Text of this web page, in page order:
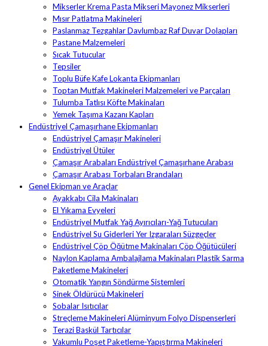
Mikserler Krema Pasta Mikseri Mayonez Mikserleri
Mısır Patlatma Makineleri
Paslanmaz Tezgahlar Davlumbaz Raf Duvar Dolapları
Pastane Malzemeleri
Sıcak Tutucular
Tepsiler
Toplu Büfe Kafe Lokanta Ekipmanları
Toptan Mutfak Makineleri Malzemeleri ve Parçaları
Tulumba Tatlısı Köfte Makinaları
Yemek Taşıma Kazanı Kapları
Endüstriyel Çamaşırhane Ekipmanları
Endüstriyel Çamaşır Makineleri
Endüstriyel Ütüler
Çamaşır Arabaları Endüstriyel Çamaşırhane Arabası
Çamaşır Arabası Torbaları Brandaları
Genel Ekipman ve Araçlar
Ayakkabı Cila Makinaları
El Yıkama Evyeleri
Endüstriyel Mutfak Yağ Ayırıcıları-Yağ Tutucuları
Endüstriyel Su Giderleri Yer Izgaraları Süzgeçler
Endüstriyel Çöp Öğütme Makinaları Çöp Öğütücüleri
Naylon Kaplama Ambalajlama Makinaları Plastik Sarma
Paketleme Makineleri
Otomatik Yangın Söndürme Sistemleri
Sinek Öldürücü Makineleri
Sobalar Isıtıcılar
Streçleme Makineleri Alüminyum Folyo Dispenserleri
Terazi Baskül Tartıcılar
Vakumlu Poşet Paketleme-Yapıştırma Makineleri